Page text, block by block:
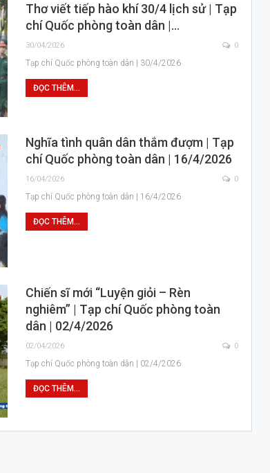
Thơ viết tiếp hào khí 30/4 lịch sử | Tạp
chí Quốc phòng toàn dân |…
30/04/2026 0
Tạp chí Quốc phòng toàn dân | 30/4/2026
ĐỌC THÊM...
Nghĩa tình quân dân thắm đượm | Tạp
chí Quốc phòng toàn dân | 16/4/2026
16/04/2026 0
Tạp chí Quốc phòng toàn dân | 16/4/2026
ĐỌC THÊM...
Chiến sĩ mới “Luyện giỏi – Rèn
nghiêm” | Tạp chí Quốc phòng toàn
dân | 02/4/2026
02/04/2026 0
Tạp chí Quốc phòng toàn dân | 02/4/2026
ĐỌC THÊM...